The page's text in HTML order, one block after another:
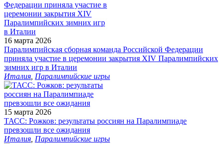
16 марта 2026
Паралимпийская сборная команда Российской Федерации
приняла участие в церемонии закрытия XIV Паралимпийских
зимних игр в Италии
Италия Паралимпийские игры
15 марта 2026
ТАСС: Рожков: результаты россиян на Паралимпиаде
превзошли все ожидания
Италия Паралимпийские игры